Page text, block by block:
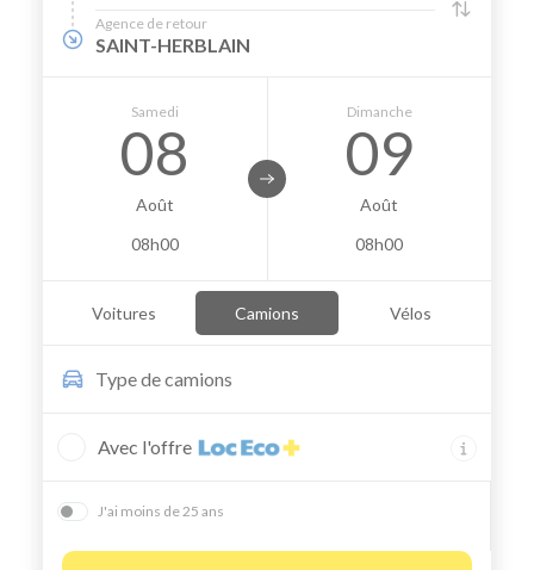
Agence de retour
SAINT-HERBLAIN
Samedi
08
Août
08h00
Dimanche
09
Août
08h00
Voitures Camions Vélos
Type decamions
Avec l'offre
J'ai moins de 25 ans